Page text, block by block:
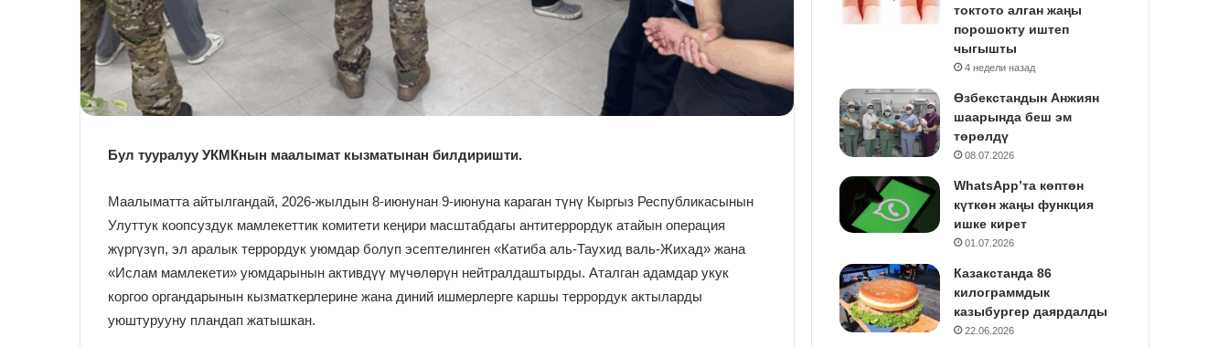
Бул тууралуу УКМКнын маалымат кызматынан билдиришти.
Маалыматта айтылгандай, 2026-жылдын 8-июнунан 9-июнуна караган түнү Кыргыз Республикасынын
Улуттук коопсуздук мамлекеттик комитети кеңири масштабдагы антитеррордук атайын операция
жүргүзүп, эл аралык террордук уюмдар болуп эсептелинген «Катиба аль-Таухид валь-Жихад» жана
«Ислам мамлекети» уюмдарынын активдүү мүчөлөрүн нейтралдаштырды. Аталган адамдар укук
коргоо органдарынын кызматкерлерине жана диний ишмерлерге каршы террордук актыларды
уюштурууну пландап жатышкан.
токтото алган жаңы
порошокту иштеп
чыгышты
4 недели назад
Өзбекстандын Анжиян
шаарында беш эм
төрөлдү
08.07.2026
WhatsApp’та көптөн
күткөн жаңы функция
ишке кирет
01.07.2026
Казакстанда 86
килограммдык
казыбургер даярдалды
22.06.2026